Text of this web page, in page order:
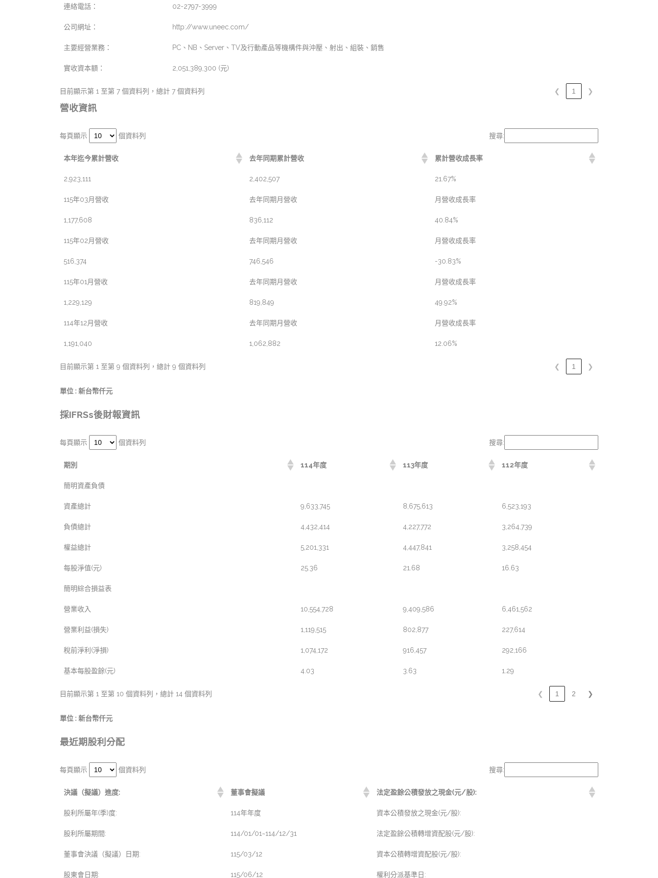
連絡電話： 02-2797-3999
公司網址： http://www.uneec.com/
主要經營業務： PC、NB、Server、TV及行動產品等機構件與沖壓、射出、組裝、銷售
實收資本額： 2,051,389,300 (元)
目前顯示第 1 至第 7 個資料列，總計 7 個資料列 ❮ 1 ❯
營收資訊
每頁顯示 個資料列 搜尋:
本年迄今累計營收 去年同期累計營收 累計營收成長率
2,923,111 2,402,507 21.67%
115年03月營收 去年同期月營收 月營收成長率
1,177,608 836,112 40.84%
115年02月營收 去年同期月營收 月營收成長率
516,374 746,546 -30.83%
115年01月營收 去年同期月營收 月營收成長率
1,229,129 819,849 49.92%
114年12月營收 去年同期月營收 月營收成長率
1,191,040 1,062,882 12.06%
目前顯示第 1 至第 9 個資料列，總計 9 個資料列 ❮ 1 ❯
單位 : 新台幣仟元
採IFRSs後財報資訊
每頁顯示 個資料列 搜尋:
期別 114年度 113年度 112年度
簡明資產負債
資產總計 9,633,745 8,675,613 6,523,193
負債總計 4,432,414 4,227,772 3,264,739
權益總計 5,201,331 4,447,841 3,258,454
每股淨值(元) 25.36 21.68 16.63
簡明綜合損益表
營業收入 10,554,728 9,409,586 6,461,562
營業利益(損失) 1,119,515 802,877 227,614
稅前淨利(淨損) 1,074,172 916,457 292,166
基本每股盈餘(元) 4.03 3.63 1.29
目前顯示第 1 至第 10 個資料列，總計 14 個資料列 ❮ 1 2 ❯
單位 : 新台幣仟元
最近期股利分配
每頁顯示 個資料列 搜尋:
決議（擬議）進度: 董事會擬議 法定盈餘公積發放之現金(元/股):
股利所屬年(季)度: 114年年度 資本公積發放之現金(元/股):
股利所屬期間: 114/01/01~114/12/31 法定盈餘公積轉增資配股(元/股):
董事會決議（擬議）日期: 115/03/12 資本公積轉增資配股(元/股):
股東會日期: 115/06/12 權利分派基準日: